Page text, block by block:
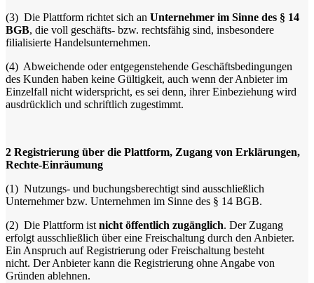
(3) Die Plattform richtet sich an Unternehmer im Sinne des § 14
BGB, die voll geschäfts- bzw. rechtsfähig sind, insbesondere
filialisierte Handelsunternehmen.
(4) Abweichende oder entgegenstehende Geschäftsbedingungen
des Kunden haben keine Gültigkeit, auch wenn der Anbieter im
Einzelfall nicht widerspricht, es sei denn, ihrer Einbeziehung wird
ausdrücklich und schriftlich zugestimmt.
2 Registrierung über die Plattform, Zugang von Erklärungen,
Rechte-Einräumung
(1) Nutzungs- und buchungsberechtigt sind ausschließlich
Unternehmer bzw. Unternehmen im Sinne des § 14 BGB.
(2) Die Plattform ist nicht öffentlich zugänglich. Der Zugang
erfolgt ausschließlich über eine Freischaltung durch den Anbieter.
Ein Anspruch auf Registrierung oder Freischaltung besteht
nicht. Der Anbieter kann die Registrierung ohne Angabe von
Gründen ablehnen.